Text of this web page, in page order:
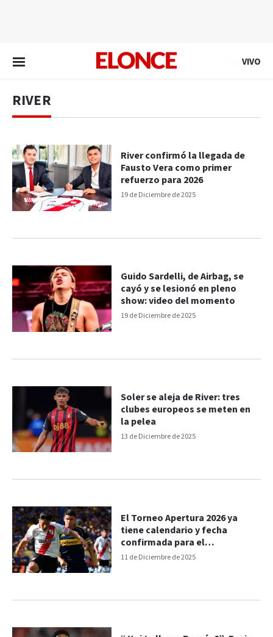
VIVO
RIVER
19 de Diciembre de 2025
River confirmó la llegada de
Fausto Vera como primer
refuerzo para 2026
19 de Diciembre de 2025
Guido Sardelli, de Airbag, se
cayó y se lesionó en pleno
show: video del momento
13 de Diciembre de 2025
Soler se aleja de River: tres
clubes europeos se meten en
la pelea
11 de Diciembre de 2025
El Torneo Apertura 2026 ya
tiene calendario y fecha
confirmada para el
Superclásico